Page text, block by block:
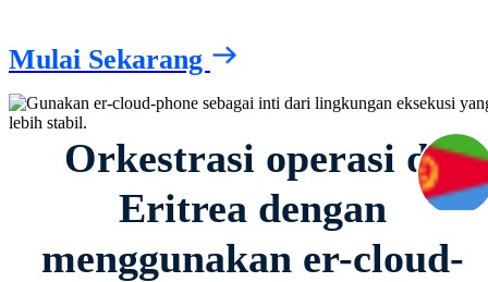
Mulai Sekarang
Orkestrasi operasi di
Eritrea dengan
menggunakan er-cloud-